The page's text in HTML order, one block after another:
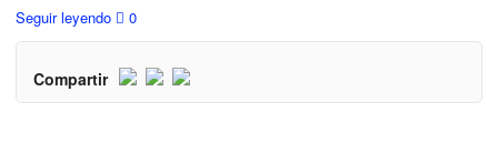
Seguir leyendo 0
Compartir